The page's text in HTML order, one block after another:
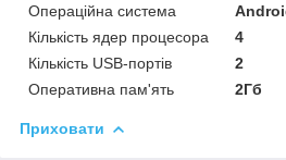
Операційна система
Кількість ядер процесора
4
Кількість USB-портів
2
Оперативна пам'ять
2Гб
Приховати